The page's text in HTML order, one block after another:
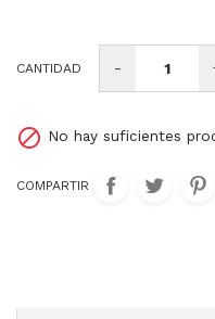
CANTIDAD -
 No hay suficientes
COMPARTIR